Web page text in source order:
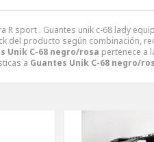
R sport . Guantes unik c-68 lady
del producto según combinación,
Unik C-68 negro/rosa pertenece a
a Guantes Unik C-68 negro/